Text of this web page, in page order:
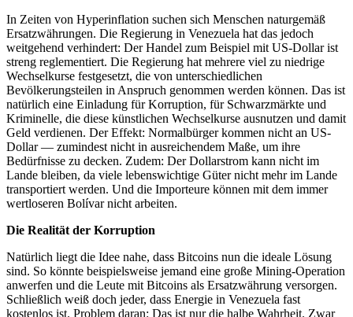
In Zeiten von Hyperinflation suchen sich Menschen naturgemäß
Ersatzwährungen. Die Regierung in Venezuela hat das jedoch
weitgehend verhindert: Der Handel zum Beispiel mit US-Dollar ist
streng reglementiert. Die Regierung hat mehrere viel zu niedrige
Wechselkurse festgesetzt, die von unterschiedlichen
Bevölkerungsteilen in Anspruch genommen werden können. Das ist
natürlich eine Einladung für Korruption, für Schwarzmärkte und
Kriminelle, die diese künstlichen Wechselkurse ausnutzen und damit
Geld verdienen. Der Effekt: Normalbürger kommen nicht an US-
Dollar — zumindest nicht in ausreichendem Maße, um ihre
Bedürfnisse zu decken. Zudem: Der Dollarstrom kann nicht im
Lande bleiben, da viele lebenswichtige Güter nicht mehr im Lande
transportiert werden. Und die Importeure können mit dem immer
wertloseren Bolívar nicht arbeiten.
Die Realität der Korruption
Natürlich liegt die Idee nahe, dass Bitcoins nun die ideale Lösung
sind. So könnte beispielsweise jemand eine große Mining-Operation
anwerfen und die Leute mit Bitcoins als Ersatzwährung versorgen.
Schließlich weiß doch jeder, dass Energie in Venezuela fast
kostenlos ist. Problem daran: Das ist nur die halbe Wahrheit. Zwar